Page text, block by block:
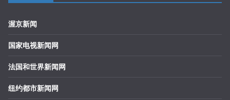
渥京新闻
国家电视新闻网
法国和世界新闻网
纽约都市新闻网